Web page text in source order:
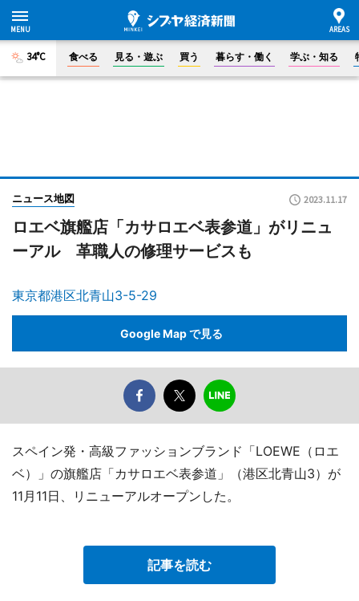
34°C 食べる 見る・遊ぶ 買う 暮らす・働く 学ぶ・知る
ニュース地図 2023.11.17
ロエベ旗艦店「カサロエベ表参道」がリニュ
ーアル 革職人の修理サービスも
東京都港区北青山3-5-29
Google Map で見る
スペイン発・高級ファッションブランド「LOEWE（ロエ
ベ）」の旗艦店「カサロエベ表参道」（港区北青山3）が
11月11日、リニューアルオープンした。
記事を読む